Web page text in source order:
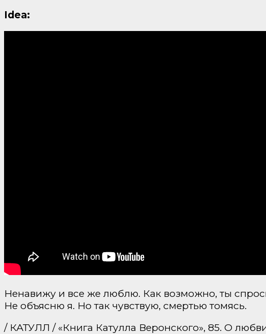
Idea:
Ненавижу и все же люблю. Как возможно, ты
Не объясню я. Но так чувствую, смертью томясь.
/ КАТУЛЛ / «Книга Катулла Веронского», 85. О